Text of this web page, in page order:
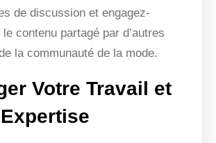
de discussion et engagez-
contenu partagé par d’autres
la communauté de la mode.
Votre Travail et